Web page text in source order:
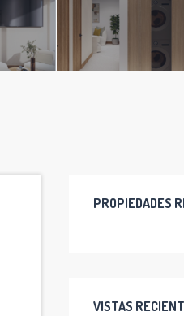
PROPIEDADES
VISTAS